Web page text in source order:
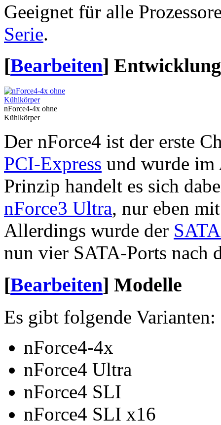
Geeignet für alle
Serie.
[Bearbeiten] Entwicklung
nForce4-4x ohne
Kühlkörper
Der nForce4 ist der erste
PCI-Express und wurde im
Prinzip handelt es sich
nForce3 Ultra, nur eben
Allerdings wurde der
nun vier SATA-Ports nach
[Bearbeiten] Modelle
Es gibt folgende Varianten:
nForce4-4x
nForce4 Ultra
nForce4 SLI
nForce4 SLI x16